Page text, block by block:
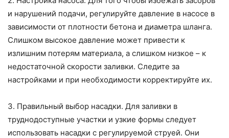
и нарушений подачи, регулируйте давление в насосе в
зависимости от плотности бетона и диаметра шланга.
Слишком высокое давление может привести к
излишним потерям материала, а слишком низкое – к
недостаточной скорости заливки. Следите за
настройками и при необходимости корректируйте их.
3. Правильный выбор насадки. Для заливки в
труднодоступные участки и узкие формы следует
использовать насадки с регулируемой струей. Они